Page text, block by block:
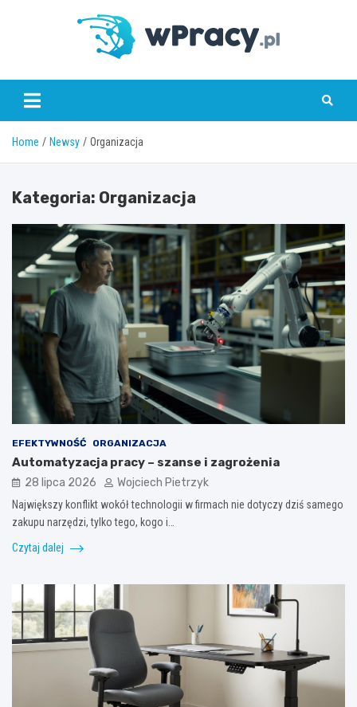
wPracy.pl
Home Newsy Organizacja
Kategoria: Organizacja
EFEKTYWNOŚĆ ORGANIZACJA
Automatyzacja pracy – szanse i zagrożenia
28 lipca 2026 Wojciech Pietrzyk
Największy konflikt wokół technologii w firmach nie dotyczy dziś samego
zakupu narzędzi, tylko tego, kogo i…
Czytaj dalej